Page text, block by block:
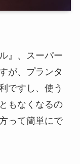
』、スーパー
が、プランタ
ですし、使う
もなくなるの
って簡単にで